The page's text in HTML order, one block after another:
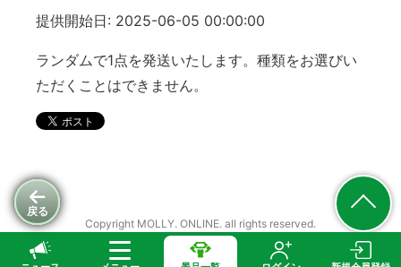
戻る
提供開始日: 2025-06-05 00:00:00
ランダムで1点を発送いたします。種類をお選びい
ただくことはできません。
Copyright MOLLY. ONLINE. all rights reserved.